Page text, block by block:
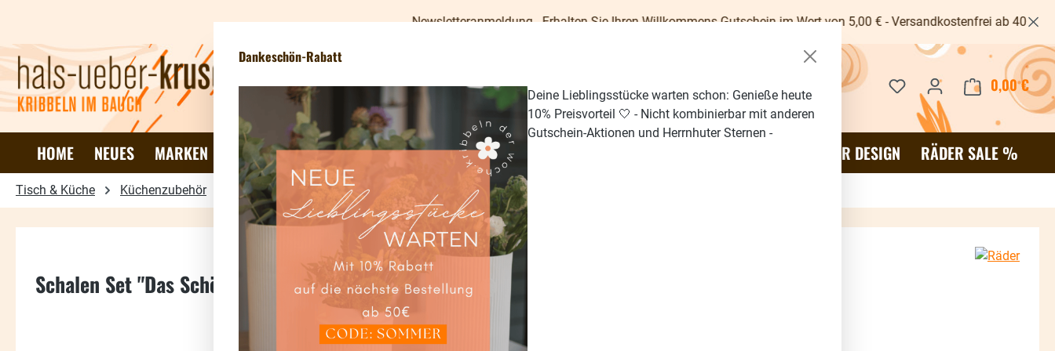
Newsletteranmeldung - Erhalten Sie Ihren Willkommens-Gutschein im Wert von 5,00 € - Versandkostenfrei ab 40€ -
Du hast 0 Produkte auf dem
0,00 €
HOME NEUES MARKEN DEKO & WOHNEN TISCH & KÜCHE GESCHENKE RÄDER DESIGN RÄDER SALE %
Tisch & Küche Küchenzubehör Schneidebretter & Tabletts
Schalen Set "Das Schönste ist gemeinsame Zeit"
Dankeschön-Rabatt
Deine Lieblingsstücke warten schon: Genieße heute
10% Preisvorteil 🤍 - Nicht kombinierbar mit anderen
Gutschein-Aktionen und Herrnhuter Sternen -